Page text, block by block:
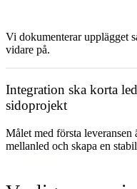
Vi dokumenterar upplägget
vidare på.
Integration ska korta
sidoprojekt
Målet med första
mellanled och skapa en